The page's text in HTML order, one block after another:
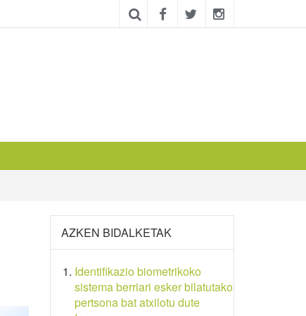
AZKEN BIDALKETAK
Identifikazio biometrikoko
sistema berriari esker bilatutako
pertsona bat atxilotu dute